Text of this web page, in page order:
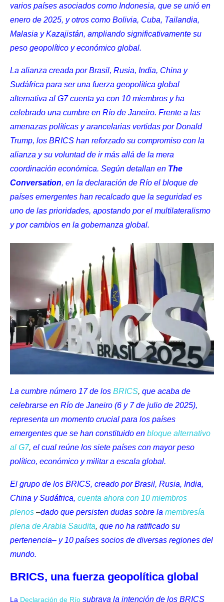
varios países asociados como Indonesia, que se unió en
enero de 2025, y otros como Bolivia, Cuba, Tailandia,
Malasia y Kazajistán, ampliando significativamente su
peso geopolítico y económico global.
La alianza creada por Brasil, Rusia, India, China y
Sudáfrica para ser una fuerza geopolítica global
alternativa al G7 cuenta ya con 10 miembros y ha
celebrado una cumbre en Río de Janeiro. Frente a las
amenazas políticas y arancelarias vertidas por Donald
Trump, los BRICS han reforzado su compromiso con la
alianza y su voluntad de ir más allá de la mera
coordinación económica. Según detallan en The
Conversation, en la declaración de Río el bloque de
países emergentes han recalcado que la seguridad es
uno de las prioridades, apostando por el multilateralismo
y por cambios en la gobernanza global.
La cumbre número 17 de los BRICS, que acaba de
celebrarse en Río de Janeiro (6 y 7 de julio de 2025),
representa un momento crucial para los países
emergentes que se han constituido en bloque alternativo
al G7, el cual reúne los siete países con mayor peso
político, económico y militar a escala global.
El grupo de los BRICS, creado por Brasil, Rusia, India,
China y Sudáfrica, cuenta ahora con 10 miembros
plenos –dado que persisten dudas sobre la membresía
plena de Arabia Saudita, que no ha ratificado su
pertenencia– y 10 países socios de diversas regiones del
mundo.
BRICS, una fuerza geopolítica global
La Declaración de Río subraya la intención de los BRICS